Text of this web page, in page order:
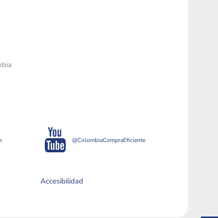
@ColombiaCompraEficiente
Accesibilidad